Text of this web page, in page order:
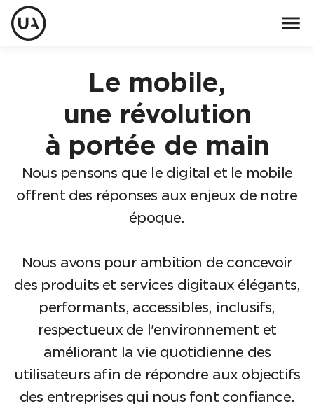
menu
Le mobile,
une révolution
à portée de main
Nous pensons que le digital et le mobile
offrent des réponses aux enjeux de notre
époque.
Nous avons pour ambition de concevoir
des produits et services digitaux élégants,
performants, accessibles, inclusifs,
respectueux de l'environnement et
améliorant la vie quotidienne des
utilisateurs afin de répondre aux objectifs
des entreprises qui nous font confiance.